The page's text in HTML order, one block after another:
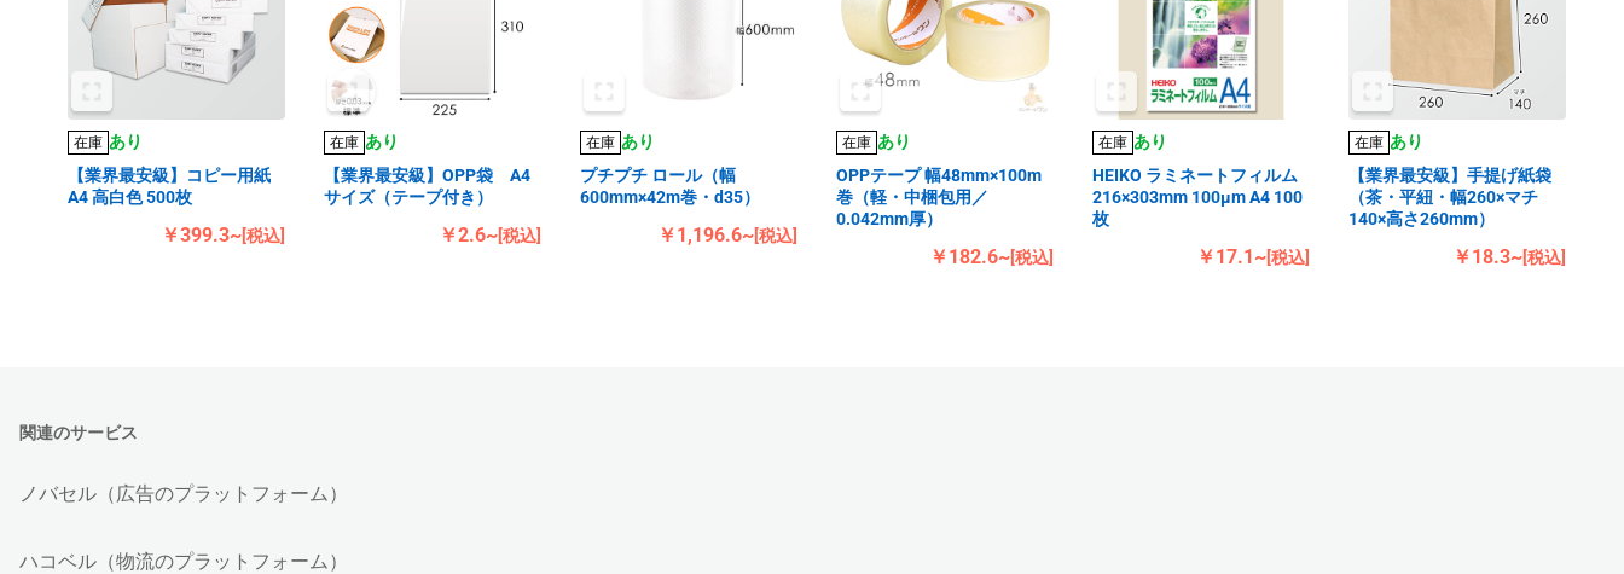
在庫 あり
【業界最安級】コピー用紙
A4 高白色 500枚
￥399.3~[税込]
在庫 あり
【業界最安級】OPP袋 A4
サイズ（テープ付き）
￥2.6~[税込]
在庫 あり
プチプチ ロール（幅
600mm×42m巻・d35）
￥1,196.6~[税込]
在庫 あり
OPPテープ 幅48mm×100m
巻（軽・中梱包用／
0.042mm厚）
￥182.6~[税込]
在庫 あり
HEIKO ラミネートフィルム
216×303mm 100μm A4 100
枚
￥17.1~[税込]
在庫 あり
【業界最安級】手提げ紙袋
（茶・平紐・幅260×マチ
140×高さ260mm）
￥18.3~[税込]
関連のサービス
ノバセル（広告のプラットフォーム）
ハコベル（物流のプラットフォーム）